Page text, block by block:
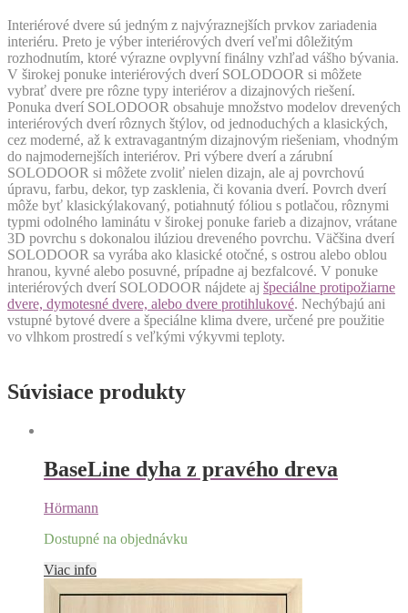
Interiérové dvere sú jedným z najvýraznejších prvkov zariadenia
interiéru. Preto je výber interiérových dverí veľmi dôležitým
rozhodnutím, ktoré výrazne ovplyvní finálny vzhľad vášho bývania.
V širokej ponuke interiérových dverí SOLODOOR si môžete
vybrať dvere pre rôzne typy interiérov a dizajnových riešení.
Ponuka dverí SOLODOOR obsahuje množstvo modelov drevených
interiérových dverí rôznych štýlov, od jednoduchých a klasických,
cez moderné, až k extravagantným dizajnovým riešeniam, vhodným
do najmodernejších interiérov. Pri výbere dverí a zárubní
SOLODOOR si môžete zvoliť nielen dizajn, ale aj povrchovú
úpravu, farbu, dekor, typ zasklenia, či kovania dverí. Povrch dverí
môže byť klasickýlakovaný, potiahnutý fóliou s potlačou, rôznymi
typmi odolného laminátu v širokej ponuke farieb a dizajnov, vrátane
3D povrchu s dokonalou ilúziou dreveného povrchu. Väčšina dverí
SOLODOOR sa vyrába ako klasické otočné, s ostrou alebo oblou
hranou, kyvné alebo posuvné, prípadne aj bezfalcové. V ponuke
interiérových dverí SOLODOOR nájdete aj špeciálne protipožiarne
dvere, dymotesné dvere, alebo dvere protihlukové. Nechýbajú ani
vstupné bytové dvere a špeciálne klima dvere, určené pre použitie
vo vlhkom prostredí s veľkými výkyvmi teploty.
Súvisiace produkty
BaseLine dyha z pravého dreva
Hörmann
Dostupné na objednávku
Viac info